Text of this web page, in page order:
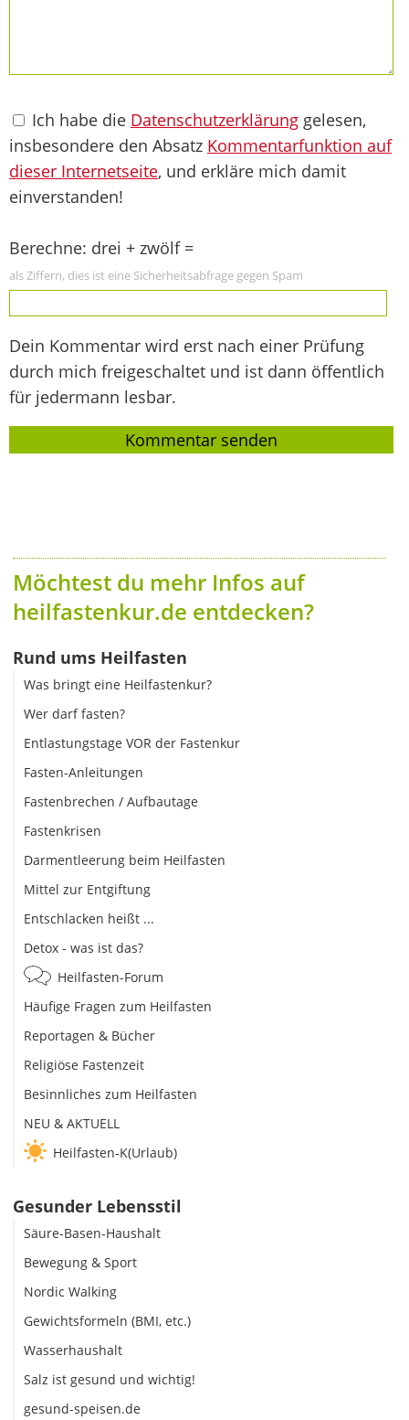
Ich habe die Datenschutzerklärung gelesen,
insbesondere den Absatz Kommentarfunktion auf
dieser Internetseite, und erkläre mich damit
einverstanden!
Berechne: drei + zwölf =
als Ziffern, dies ist eine Sicherheitsabfrage gegen Spam
Dein Kommentar wird erst nach einer Prüfung
durch mich freigeschaltet und ist dann öffentlich
für jedermann lesbar.
Möchtest du mehr Infos auf
heilfastenkur.de entdecken?
Rund ums Heilfasten
Was bringt eine Heilfastenkur?
Wer darf fasten?
Entlastungstage VOR der Fastenkur
Fasten-Anleitungen
Fastenbrechen / Aufbautage
Fastenkrisen
Darmentleerung beim Heilfasten
Mittel zur Entgiftung
Entschlacken heißt ...
Detox - was ist das?
Heilfasten-Forum
Häufige Fragen zum Heilfasten
Reportagen & Bücher
Religiöse Fastenzeit
Besinnliches zum Heilfasten
NEU & AKTUELL
Heilfasten-K(Urlaub)
Gesunder Lebensstil
Säure-Basen-Haushalt
Bewegung & Sport
Nordic Walking
Gewichtsformeln (BMI, etc.)
Wasserhaushalt
Salz ist gesund und wichtig!
gesund-speisen.de